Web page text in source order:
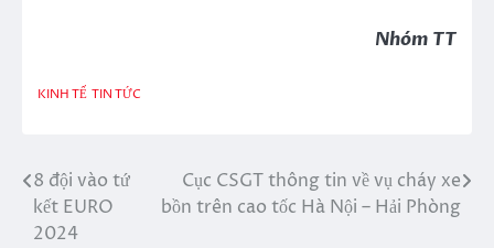
Nhóm TT
KINH TẾ TIN TỨC
Điều
hướng
8 đội vào tứ
kết EURO
2024
Cục CSGT thông tin về vụ cháy xe
bồn trên cao tốc Hà Nội – Hải Phòng